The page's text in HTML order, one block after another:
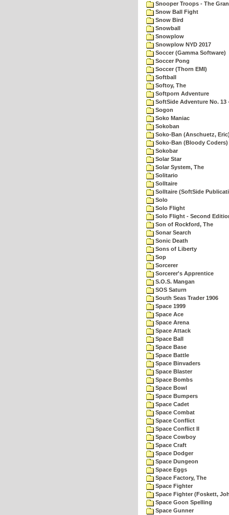
Snooper Troops - The
Snow Ball Fight
Snow Bird
Snowball
Snowplow
Snowplow NYD 2017
Soccer (Gamma Software)
Soccer Pong
Soccer (Thorn EMI)
Softball
Softoy, The
Softporn Adventure
SoftSide Adventure No. 13
Sogon
Soko Maniac
Sokoban
Soko-Ban (Anschuetz,
Soko-Ban (Bloody Coders)
Sokobar
Solar Star
Solar System, The
Solitario
Solltaire
Solltaire (SoftSide
Solo
Solo Flight
Solo Flight - Second
Son of Rockford, The
Sonar Search
Sonic Death
Sons of Liberty
Sop
Sorcerer
Sorcerer's Apprentice
S.O.S. Mangan
SOS Saturn
South Seas Trader 1906
Space 1999
Space Ace
Space Arena
Space Attack
Space Ball
Space Base
Space Battle
Space Binvaders
Space Blaster
Space Bombs
Space Bowl
Space Bumpers
Space Cadet
Space Combat
Space Conflict
Space Conflict II
Space Cowboy
Space Craft
Space Dodger
Space Dungeon
Space Eggs
Space Factory, The
Space Fighter
Space Fighter (Foskett,
Space Goon Spelling
Space Gunner